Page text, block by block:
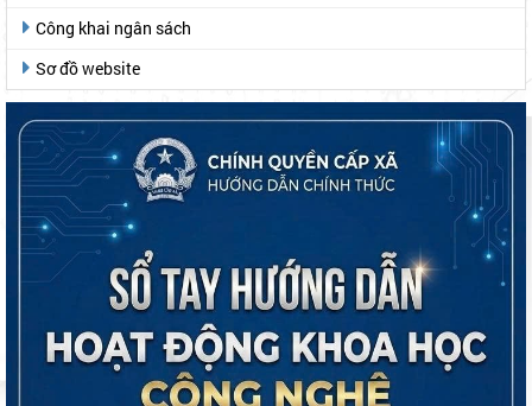
Công khai ngân sách
Sơ đồ website